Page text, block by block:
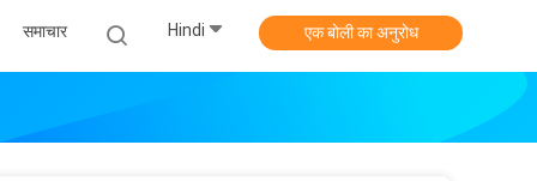
समाचार Hindi एक बोली का अनुरोध